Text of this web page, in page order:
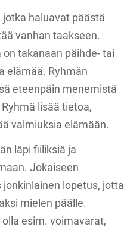
haluavat päästä
vanhan taakseen.
takanaan päihde- tai
elämää. Ryhmän
eteenpäin menemistä
lisää tietoa,
valmiuksia elämään.
läpi fiiliksiä ja
Jokaiseen
lopetus, jotta
mielen päälle.
esim. voimavarat,